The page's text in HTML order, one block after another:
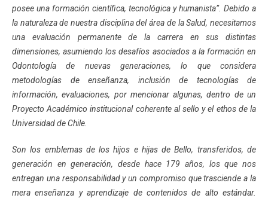
posee una formación científica, tecnológica y humanista”. Debido a
la naturaleza de nuestra disciplina del área de la Salud, necesitamos
una evaluación permanente de la carrera en sus distintas
dimensiones, asumiendo los desafíos asociados a la formación en
Odontología de nuevas generaciones, lo que considera
metodologías de enseñanza, inclusión de tecnologías de
información, evaluaciones, por mencionar algunas, dentro de un
Proyecto Académico institucional coherente al sello y el ethos de la
Universidad de Chile.
Son los emblemas de los hijos e hijas de Bello, transferidos, de
generación en generación, desde hace 179 años, los que nos
entregan una responsabilidad y un compromiso que trasciende a la
mera enseñanza y aprendizaje de contenidos de alto estándar.